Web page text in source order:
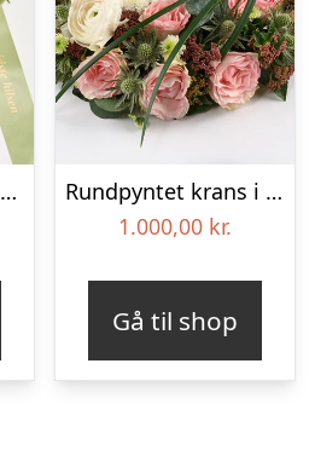
Hjerte med bånd – Floristens kreative valg
Rundpyntet krans i lyse farver – Blomster til begravelse
1.000,00 kr.
Gå til shop